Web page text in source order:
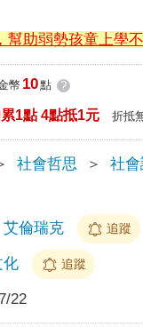
幫助弱勢孩童上學不
幣 10點 ?
1點 4點抵1元 折抵
社會哲思 ＞ 社會
倫瑞克 追蹤
化 追蹤
22